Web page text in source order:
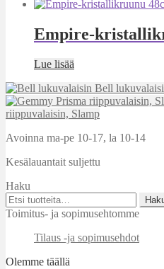
Empire-
Lue lisää
Bell
riippuvalaisin, Slamp
Avoinna ma-pe 10-17, la 10-14
Kesälauantait suljettu
Haku
Etsi:
Toimitus- ja sopimusehtomme
Tilaus -ja sopimusehdot
Olemme täällä